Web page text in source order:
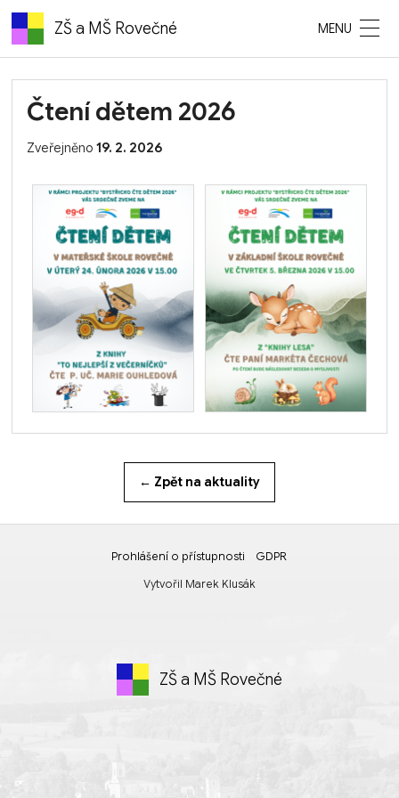
ZŠ a MŠ Rovečné
Čtení dětem 2026
Zveřejněno19. 2. 2026
← Zpět na aktuality
Prohlášení o přístupnosti GDPR
Vytvořil Marek Klusák
ZŠ a MŠ Rovečné